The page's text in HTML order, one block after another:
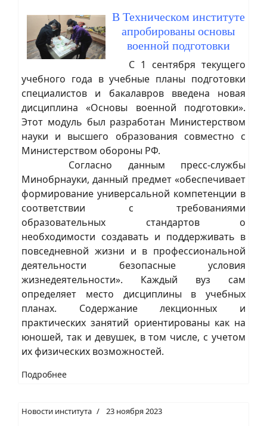
В Техническом институте
апробированы основы
военной подготовки
С 1 сентября текущего
учебного года в учебные планы подготовки
специалистов и бакалавров введена новая
дисциплина «Основы военной подготовки».
Этот модуль был разработан Министерством
науки и высшего образования совместно с
Министерством обороны РФ.
Согласно данным пресс-службы
Минобрнауки, данный предмет «обеспечивает
формирование универсальной компетенции в
соответствии с требованиями
образовательных стандартов о
необходимости создавать и поддерживать в
повседневной жизни и в профессиональной
деятельности безопасные условия
жизнедеятельности». Каждый вуз сам
определяет место дисциплины в учебных
планах. Содержание лекционных и
практических занятий ориентированы как на
юношей, так и девушек, в том числе, с учетом
их физических возможностей.
Подробнее
Новости института 23 ноября 2023